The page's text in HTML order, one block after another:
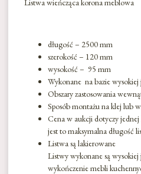
Listwa wieńcząca korona meblowa
długość – 2500 mm
szerokość – 120 mm
wysokość – 95 mm
Wykonane na bazie
Obszary zastosowania
Sposób montażu na klej lub
Cena w aukcji dotyczy
jest to maksymalna długość
Listwa są lakierowane
Listwy wykonane są
wykończenie mebli